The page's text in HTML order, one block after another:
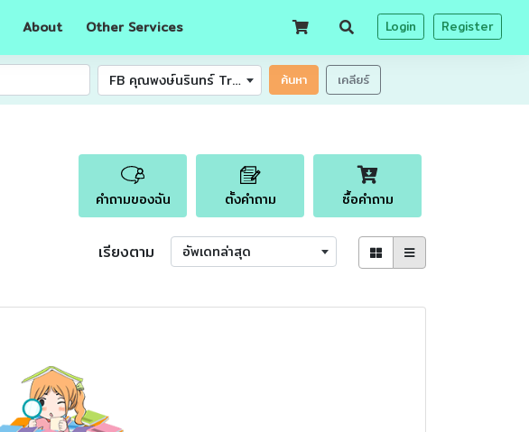
About Other Services Login Register
FB คุณพงษ์นรินทร์ Transfer Pricing Specialist ค้นหา เคลียร์
คำถามของฉัน ตั้งคำถาม ซื้อคำถาม
เรียงตาม อัพเดทล่าสุด